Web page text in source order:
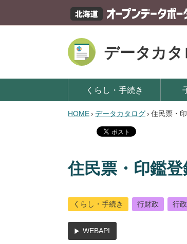
データカタ
くらし・手続き
HOME› データカタログ› 住民票・
住民票・印鑑
くらし・手続き 行財政 行政
WEBAPI